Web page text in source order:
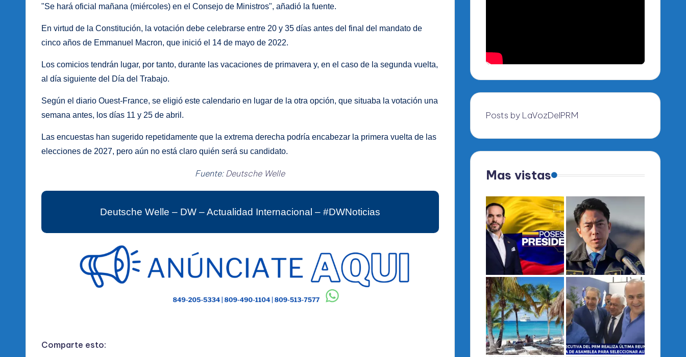
"Se hará oficial mañana (miércoles) en el Consejo de Ministros", añadió la fuente.
En virtud de la Constitución, la votación debe celebrarse entre 20 y 35 días antes del final del mandato de
cinco años de Emmanuel Macron, que inició el 14 de mayo de 2022.
Los comicios tendrán lugar, por tanto, durante las vacaciones de primavera y, en el caso de la segunda vuelta,
al día siguiente del Día del Trabajo.
Según el diario Ouest-France, se eligió este calendario en lugar de la otra opción, que situaba la votación una
semana antes, los días 11 y 25 de abril.
Las encuestas han sugerido repetidamente que la extrema derecha podría encabezar la primera vuelta de las
elecciones de 2027, pero aún no está claro quién será su candidato.
Fuente: Deutsche Welle
Deutsche Welle – DW – Actualidad Internacional – #DWNoticias
Comparte esto:
Posts by LaVozDelPRM
Mas vistas